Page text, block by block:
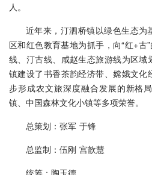
人。
近年来，汀泗桥镇以绿色生态为
区和红色教育基地为抓手，向“红+古
线、汀古线、咸赵生态旅游线为区
镇建设了书香茶韵经济带、嫦娥文化
步形成农文旅深度融合发展的新格
镇、中国森林文化小镇等多项荣誉。
总策划：张军 于锋
总监制：伍刚 宫歆慧